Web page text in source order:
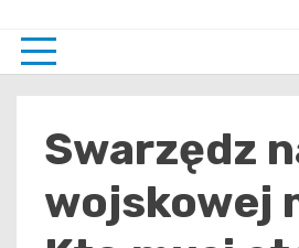
Swarzędz
wojskowej